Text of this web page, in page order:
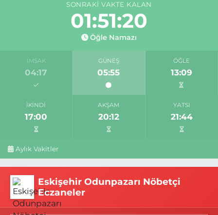
SONRAKI VAKTE KALAN
01:51:19
Öğle Namazı
İMSAK
04:17
GÜNEŞ
05:55
ÖĞLE
13:09
İKINDI
17:00
AKŞAM
20:12
YATSI
21:44
Aylık Vakitler
Eskişehir Odunpazarı Nöbetçi
Eczaneler